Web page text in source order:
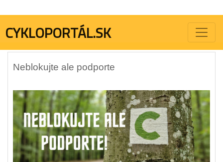
CYKLOPORTÁL.SK
Značka:turistický zákon
Neblokujte ale podporte